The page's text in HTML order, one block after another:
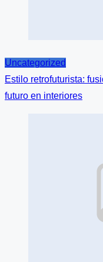
Uncategorized
Estilo retrofuturista:
futuro en interiores